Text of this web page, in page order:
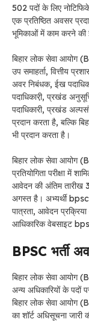
502 पदों के लिए
एक प्रतिष्ठित अवसर
भूमिकाओं में काम करने की
बिहार लोक सेवा आयोग
उप समाहर्ता, वित्तीय
अवर निबंधक, ईख
पदाधिकारी़, प्रखंड
पदाधिकारी, प्रखंड
प्रदान करता है, बल्कि
भी प्रदान करता है।
बिहार लोक सेवा आयोग
प्रतियोगिता परीक्षा में
आवेदन की अंतिम तारीख
अगस्त है। अभ्यर्थी
पात्रता, आवेदन
आधिकारिक वेबसाइट
BPSC भर्ती
बिहार लोक सेवा आयोग
अन्य अधिकारियों के पदों
बिहार लोक सेवा आयोग
का शॉर्ट अधिसूचना